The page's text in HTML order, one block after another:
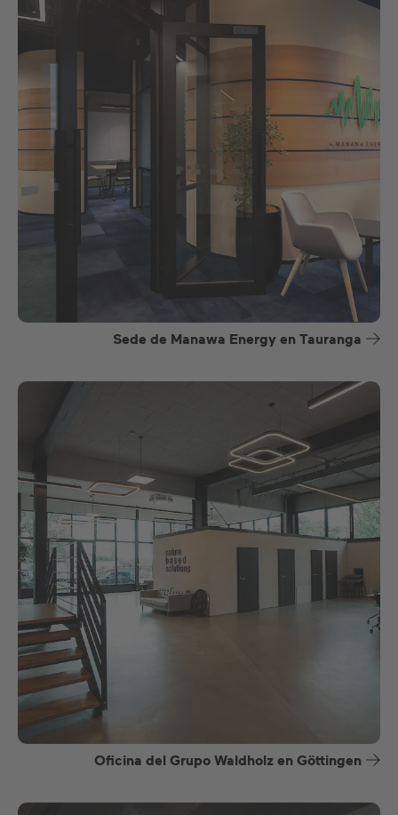
Sede de Manawa Energy en Tauranga
Oficina del Grupo Waldholz en Göttingen